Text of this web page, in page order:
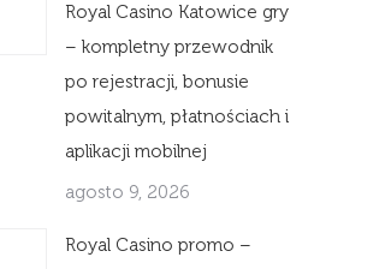
Royal Casino Katowice gry
– kompletny przewodnik
po rejestracji, bonusie
powitalnym, płatnościach i
aplikacji mobilnej
agosto 9, 2026
Royal Casino promo –